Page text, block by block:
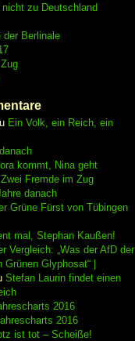
nicht zu Deutschland
der Berlinale
Ein Volk, ein Reich, ein
kommt, Nina geht
Zwei Fremde im Zug
danach
Grüne Fürst von Tübingen
mal, Stephan Kaußen!
Vergleich: „Was der AfD der
Grünen Glyphosat“ |
Stefan Laurin findet einen
2016
2016
ist tot – Scheiße!